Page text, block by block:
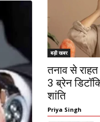
बड़ी खबर
तनाव से
3 ब्रेन
शांति
Priya Singh